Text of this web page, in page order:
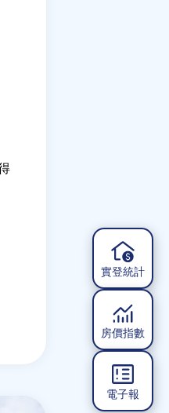
實登統計
房價指數
電子報